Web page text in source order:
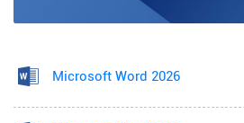
Microsoft Word 2026